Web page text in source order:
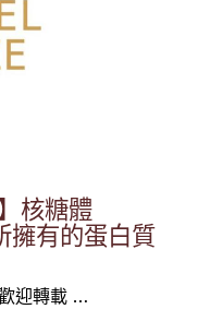
核糖體
有的蛋白質
迎轉載 …